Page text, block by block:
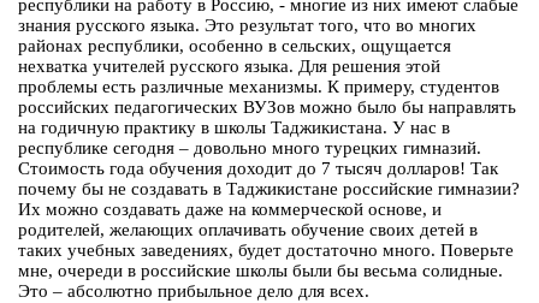
республики на работу в Россию, - многие из них имеют слабые
знания русского языка. Это результат того, что во многих
районах республики, особенно в сельских, ощущается
нехватка учителей русского языка. Для решения этой
проблемы есть различные механизмы. К примеру, студентов
российских педагогических ВУЗов можно было бы направлять
на годичную практику в школы Таджикистана. У нас в
республике сегодня – довольно много турецких гимназий.
Стоимость года обучения доходит до 7 тысяч долларов! Так
почему бы не создавать в Таджикистане российские гимназии?
Их можно создавать даже на коммерческой основе, и
родителей, желающих оплачивать обучение своих детей в
таких учебных заведениях, будет достаточно много. Поверьте
мне, очереди в российские школы были бы весьма солидные.
Это – абсолютно прибыльное дело для всех.